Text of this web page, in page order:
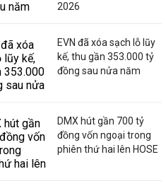
2026
EVN đã xóa sạch lỗ lũy
kế, thu gần 353.000 tỷ
đồng sau nửa năm
DMX hút gần 700 tỷ
đồng vốn ngoại trong
phiên thứ hai lên HOSE